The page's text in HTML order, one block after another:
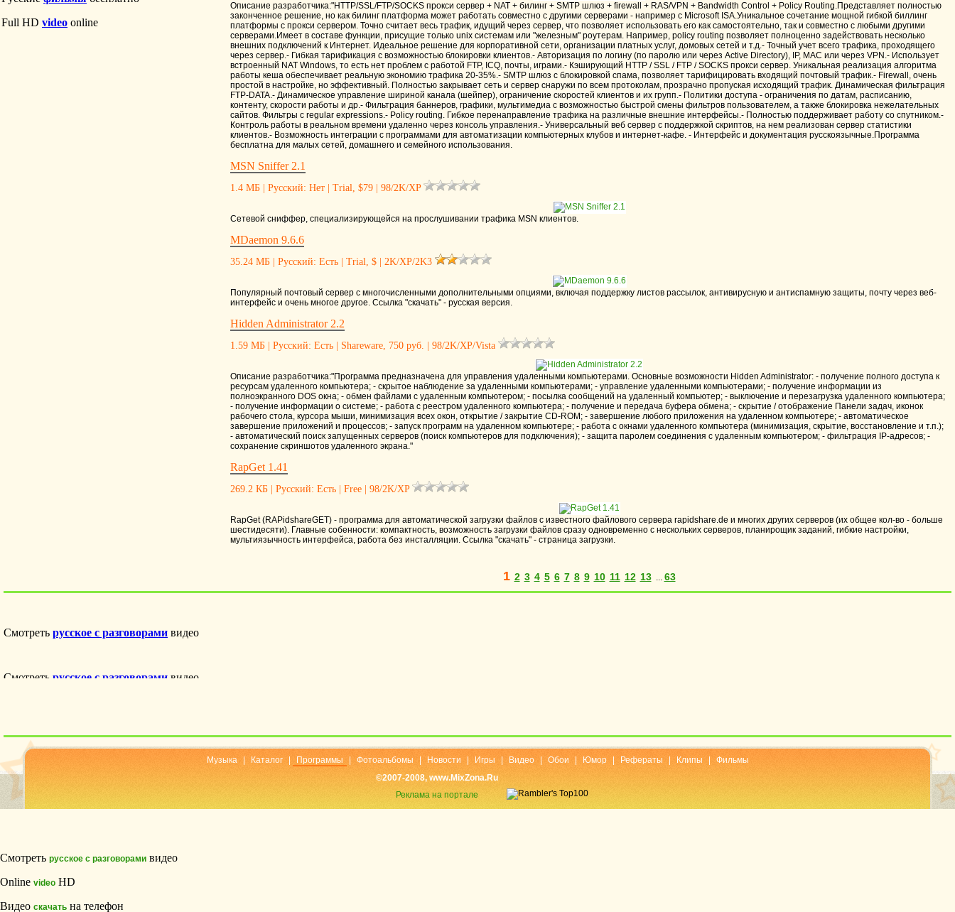
Описание разработчика:"HTTP/SSL/FTP/SOCKS прокси сервер + NAT + билинг + SMTP шлюз + firewall + RAS/VPN + Bandwidth Control + Policy Routing.Представляет полностью
законченное решение, но как билинг платформа может работать совместно с другими серверами - например с Microsoft ISA.Уникальное сочетание мощной гибкой биллинг
платформы с прокси сервером. Точно считает весь трафик, идущий через сервер, что позволяет использовать его как самостоятельно, так и совместно с любыми другими
серверами.Имеет в составе функции, присущие только unix системам или "железным" роутерам. Например, policy routing позволяет полноценно задействовать несколько
внешних подключений к Интернет. Идеальное решение для корпоративной сети, организации платных услуг, домовых сетей и т.д.- Точный учет всего трафика, проходящего
через сервер.- Гибкая тарификация с возможностью блокировки клиентов.- Авторизация по логину (по паролю или через Active Directory), IP, MAC или через VPN.- Использует
встроенный NAT Windows, то есть нет проблем с работой FTP, ICQ, почты, играми.- Кэширующий HTTP / SSL / FTP / SOCKS прокси сервер. Уникальная реализация алгоритма
работы кеша обеспечивает реальную экономию трафика 20-35%.- SMTP шлюз с блокировкой спама, позволяет тарифицировать входящий почтовый трафик.- Firewall, очень
простой в настройке, но эффективный. Полностью закрывает сеть и сервер снаружи по всем протоколам, прозрачно пропуская исходящий трафик. Динамическая фильтрация
FTP-DATA.- Динамическое управление шириной канала (шейпер), ограничение скоростей клиентов и их групп.- Политики доступа - ограничения по датам, расписанию,
контенту, скорости работы и др.- Фильтрация баннеров, графики, мультимедиа с возможностью быстрой смены фильтров пользователем, а также блокировка нежелательных
сайтов. Фильтры с regular expressions.- Policy routing. Гибкое перенаправление трафика на различные внешние интерфейсы.- Полностью поддерживает работу со спутником.-
Контроль работы в реальном времени удаленно через консоль управления.- Универсальный веб сервер с поддержкой скриптов, на нем реализован сервер статистики
клиентов.- Возможность интеграции с программами для автоматизации компьютерных клубов и интернет-кафе. - Интерфейс и документация русскоязычные.Программа
бесплатна для малых сетей, домашнего и семейного использования.
MSN Sniffer 2.1
1.4 МБ | Русский: Нет | Trial, $79 | 98/2K/XP
Cетевой сниффер, специализирующейся на прослушивании трафика MSN клиентов.
MDaemon 9.6.6
35.24 МБ | Русский: Есть | Trial, $ | 2K/XP/2K3
Популярный почтовый сервер c многочисленными дополнительными опциями, включая поддержку листов рассылок, антивирусную и антиспамную защиты, почту через веб-
интерфейс и очень многое другое. Ссылка "скачать" - русская версия.
Hidden Administrator 2.2
1.59 МБ | Русский: Есть | Shareware, 750 руб. | 98/2K/XP/Vista
Описание разработчика:"Программа предназначена для управления удаленными компьютерами. Основные возможности Hidden Administrator: - получение полного доступа к
ресурсам удаленного компьютера; - скрытое наблюдение за удаленными компьютерами; - управление удаленными компьютерами; - получение информации из
полноэкранного DOS окна; - обмен файлами с удаленным компьютером; - посылка сообщений на удаленный компьютер; - выключение и перезагрузка удаленного компьютера;
- получение информации о системе; - работа с реестром удаленного компьютера; - получение и передача буфера обмена; - скрытие / отображение Панели задач, иконок
рабочего стола, курсора мыши, минимизация всех окон, открытие / закрытие CD-ROM; - завершение любого приложения на удаленном компьютере; - автоматическое
завершение приложений и процессов; - запуск программ на удаленном компьютере; - работа с окнами удаленного компьютера (минимизация, скрытие, восстановление и т.п.);
- автоматический поиск запущенных серверов (поиск компьютеров для подключения); - защита паролем соединения с удаленным компьютером; - фильтрация IP-адресов; -
сохранение скриншотов удаленного экрана."
RapGet 1.41
269.2 КБ | Русский: Есть | Free | 98/2K/XP
RapGet (RAPidshareGET) - программа для автоматической загрузки файлов с известного файлового сервера rapidshare.de и многих других серверов (их общее кол-во - больше
шестидесяти). Главные собенности: компактность, возможность загрузки файлов сразу одновременно с нескольких серверов, планирощик заданий, гибкие настройки,
мультиязычность интерфейса, работа без инсталляции. Ссылка "скачать" - страница загрузки.
1 2 3 4 5 6 7 8 9 10 11 12 13... 63
Музыка Каталог Программы Фотоальбомы Новости Игры Видео Обои Юмор Рефераты Клипы
Фильмы
©2007-2008, www.MixZona.Ru
Реклама на портале
Смотреть русское с разговорами видео
Online video HD
Видео скачать на телефон